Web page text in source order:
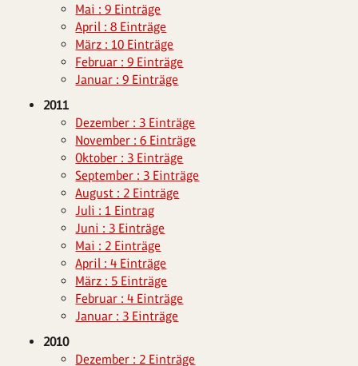
Mai : 9 Einträge
April : 8 Einträge
März : 10 Einträge
Februar : 9 Einträge
Januar : 9 Einträge
2011
Dezember : 3 Einträge
November : 6 Einträge
Oktober : 3 Einträge
September : 3 Einträge
August : 2 Einträge
Juli : 1 Eintrag
Juni : 3 Einträge
Mai : 2 Einträge
April : 4 Einträge
März : 5 Einträge
Februar : 4 Einträge
Januar : 3 Einträge
2010
Dezember : 2 Einträge